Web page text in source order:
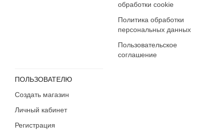
обработки cookie
Политика обработки
персональных данных
Пользовательское
соглашение
ПОЛЬЗОВАТЕЛЮ
Создать магазин
Личный кабинет
Регистрация